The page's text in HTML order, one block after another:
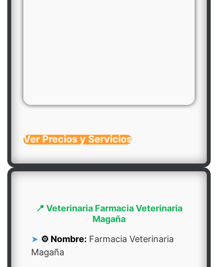
Ver Precios y Servicios
📍 Veterinaria Farmacia Veterinaria
Magaña
⚙️ Nombre: Farmacia Veterinaria
Magaña